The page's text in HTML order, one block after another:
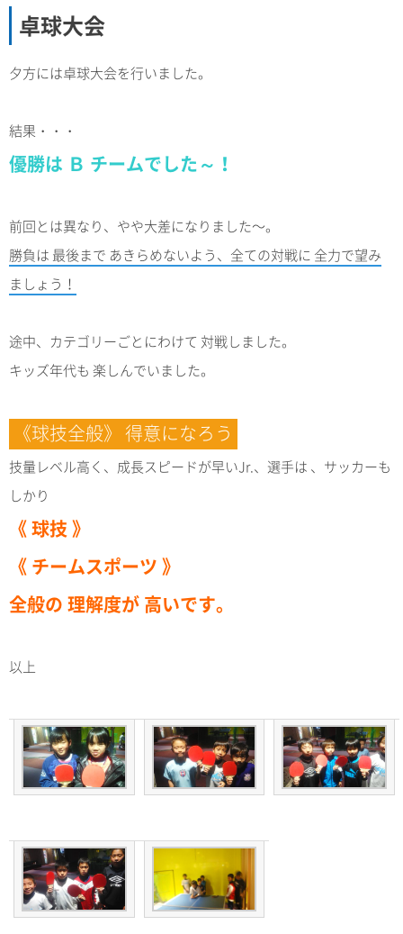
卓球大会
夕方には卓球大会を行いました。
結果・・・
優勝は Ｂ チームでした～！
前回とは異なり、やや大差になりました～。
勝負は 最後まで あきらめないよう、全ての対戦に 全力で望み
ましょう！
途中、カテゴリーごとにわけて 対戦しました。
キッズ年代も 楽しんでいました。
《球技全般》 得意になろう
技量レベル高く、成長スピードが早いJr.、選手は 、サッカーも
しかり
《 球技 》
《 チームスポーツ 》
全般の 理解度が 高いです。
以上